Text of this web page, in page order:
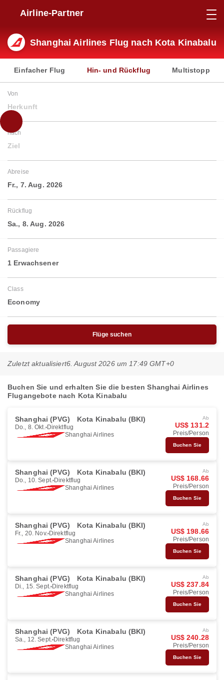
Airline-Partner
Shanghai Airlines Flug nach Kota Kinabalu
Einfacher Flug Hin- und Rückflug Multistopp
Von
Herkunft
nach
Ziel
Abreise
Fr., 7. Aug. 2026
Rückflug
Sa., 8. Aug. 2026
Passagiere
1 Erwachsener
Class
Economy
Flüge suchen
Zuletzt aktualisiert6. August 2026 um 17:49 GMT+0
Buchen Sie und erhalten Sie die besten Shanghai Airlines
Flugangebote nach Kota Kinabalu
Shanghai (PVG) Kota Kinabalu (BKI)
Do., 8. Okt. Direktflug
Shanghai Airlines
Ab
US$ 131.2
Preis/Person
Buchen Sie
Shanghai (PVG) Kota Kinabalu (BKI)
Do., 10. Sept. Direktflug
Shanghai Airlines
Ab
US$ 168.66
Preis/Person
Buchen Sie
Shanghai (PVG) Kota Kinabalu (BKI)
Fr., 20. Nov. Direktflug
Shanghai Airlines
Ab
US$ 198.66
Preis/Person
Buchen Sie
Shanghai (PVG) Kota Kinabalu (BKI)
Di., 15. Sept. Direktflug
Shanghai Airlines
Ab
US$ 237.84
Preis/Person
Buchen Sie
Shanghai (PVG) Kota Kinabalu (BKI)
Sa., 12. Sept. Direktflug
Shanghai Airlines
Ab
US$ 240.28
Preis/Person
Buchen Sie